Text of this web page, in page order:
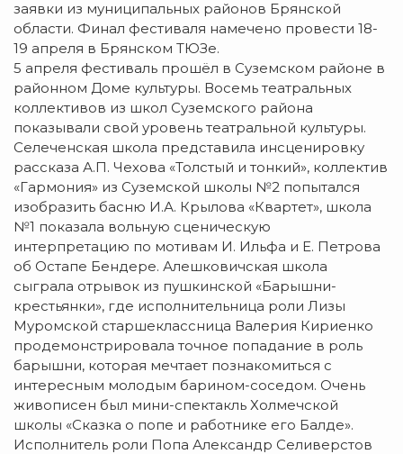
заявки из муниципальных районов Брянской
области. Финал фестиваля намечено провести 18-
19 апреля в Брянском ТЮЗе.
5 апреля фестиваль прошёл в Суземском районе в
районном Доме культуры. Восемь театральных
коллективов из школ Суземского района
показывали свой уровень театральной культуры.
Селеченская школа представила инсценировку
рассказа А.П. Чехова «Толстый и тонкий», коллектив
«Гармония» из Суземской школы №2 попытался
изобразить басню И.А. Крылова «Квартет», школа
№1 показала вольную сценическую
интерпретацию по мотивам И. Ильфа и Е. Петрова
об Остапе Бендере. Алешковичская школа
сыграла отрывок из пушкинской «Барышни-
крестьянки», где исполнительница роли Лизы
Муромской старшеклассница Валерия Кириенко
продемонстрировала точное попадание в роль
барышни, которая мечтает познакомиться с
интересным молодым барином-соседом. Очень
живописен был мини-спектакль Холмечской
школы «Сказка о попе и работнике его Балде».
Исполнитель роли Попа Александр Селиверстов